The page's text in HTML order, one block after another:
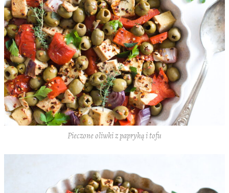
Pieczone oliwki z papryką i tofu